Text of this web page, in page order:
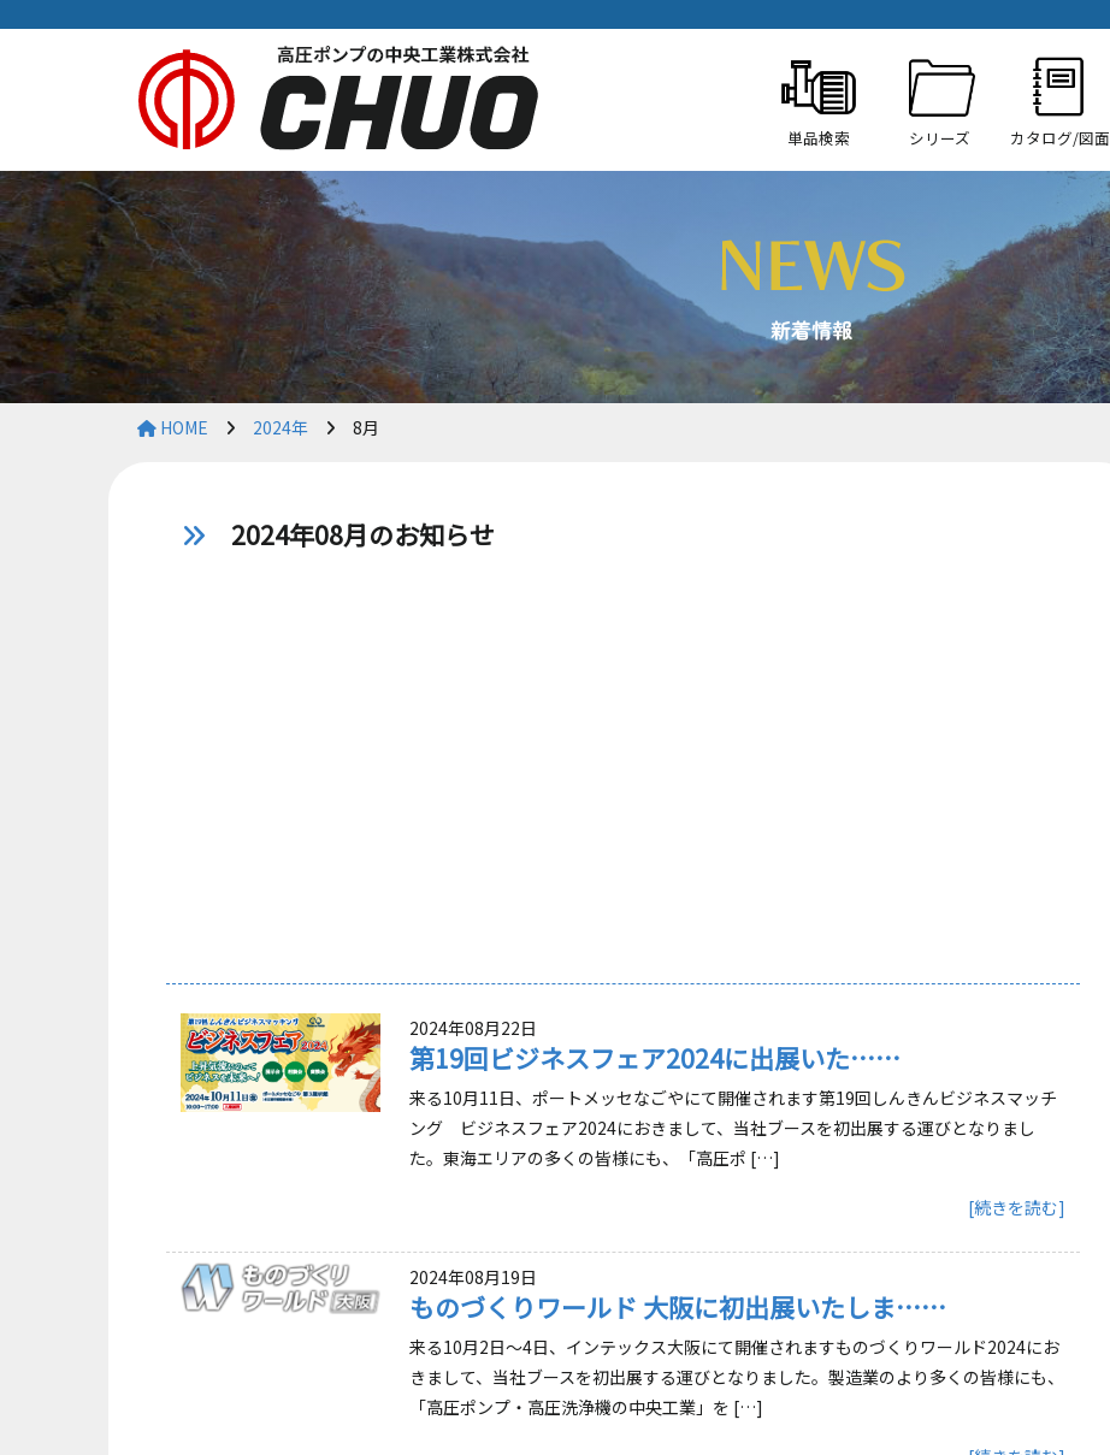
単品検索 シリーズ カタログ/図面
HOME 2024年 8月
2024年08月のお知らせ
2024年08月22日
第19回ビジネスフェア2024に出展いた……
来る10月11日、ポートメッセなごやにて開催されます第19回しんきんビジネスマッチ
ング ビジネスフェア2024におきまして、当社ブースを初出展する運びとなりまし
た。東海エリアの多くの皆様にも、「高圧ポ […]
[続きを読む]
2024年08月19日
ものづくりワールド 大阪に初出展いたしま……
来る10月2日～4日、インテックス大阪にて開催されますものづくりワールド2024にお
きまして、当社ブースを初出展する運びとなりました。製造業のより多くの皆様にも、
「高圧ポンプ・高圧洗浄機の中央工業」を […]